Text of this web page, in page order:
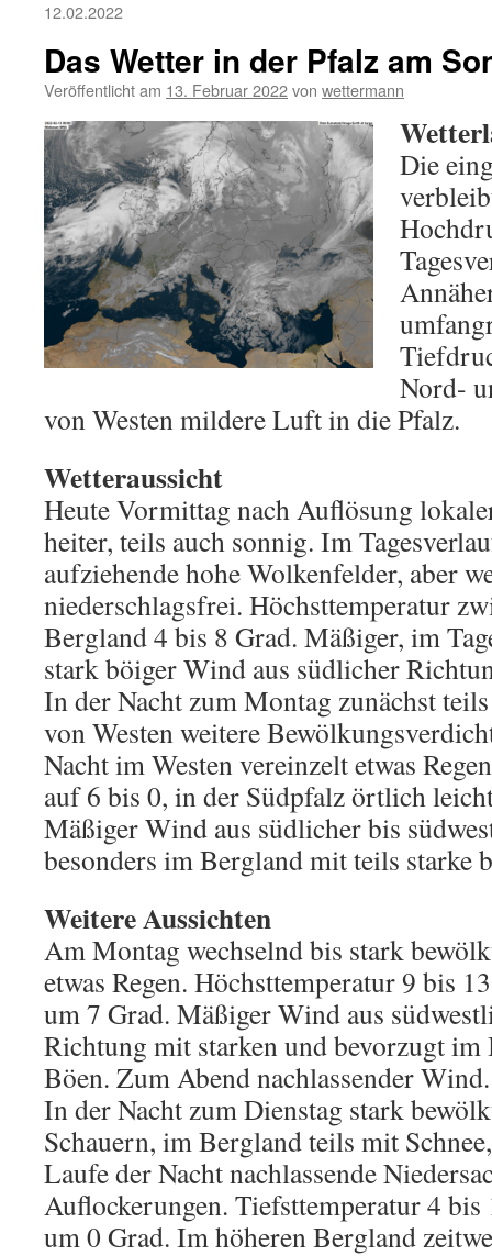
12.02.2022
Das Wetter in der Pfalz am
Veröffentlicht am 13. Februar 2022von wettermann
Die
Nord-
von Westen mildere Luft in die Pfalz.
Wetteraussicht
Heute Vormittag nach Auflösung
heiter, teils auch sonnig. Im
aufziehende hohe Wolkenfelder, aber
niederschlagsfrei. Höchsttemperatur
Bergland 4 bis 8 Grad. Mäßiger, im
stark böiger Wind aus südlicher
In der Nacht zum Montag zunächst
von Westen weitere
Nacht im Westen vereinzelt etwas
auf 6 bis 0, in der Südpfalz örtlich
Mäßiger Wind aus südlicher bis
besonders im Bergland mit teils starke
Weitere Aussichten
Am Montag wechselnd bis stark
etwas Regen. Höchsttemperatur 9 bis
um 7 Grad. Mäßiger Wind aus
Richtung mit starken und bevorzugt
Böen. Zum Abend nachlassender Wind.
In der Nacht zum Dienstag stark
Schauern, im Bergland teils mit
Laufe der Nacht nachlassende
Auflockerungen. Tiefsttemperatur 4
um 0 Grad. Im höheren Bergland